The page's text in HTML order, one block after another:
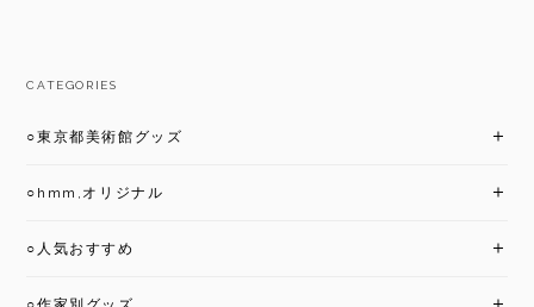
CATEGORIES
○東京都美術館グッズ
○hmm,オリジナル
○人気おすすめ